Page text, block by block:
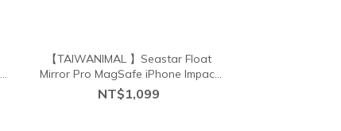
【TAIWANIMAL 】Seastar Float
Mirror Pro MagSafe iPhone Impact
Case
NT$1,099